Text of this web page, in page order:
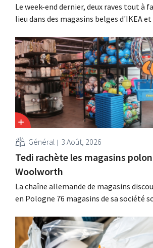
Le week-end dernier, deux raves tout à
lieu dans des magasins belges d'IKEA
points auprès d'un public plus jeune.
Général 3 Août, 2026
Tedi rachète les magasins
Woolworth
La chaîne allemande de magasins
en Pologne 76 magasins de sa société
discount non alimentaire nourrissent
croissance en Europe.